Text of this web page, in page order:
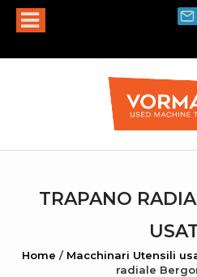
TRAPANO
Home / Macchinari Utensili
radiale